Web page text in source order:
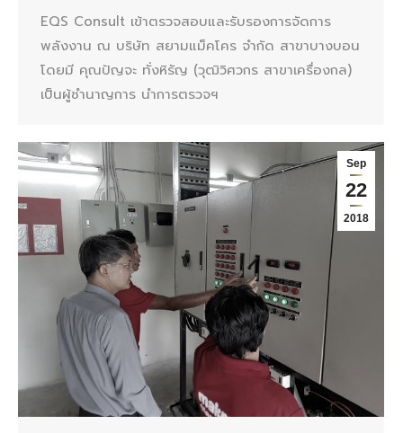
EQS Consult เข้าตรวจสอบและรับรองการจัดการ
พลังงาน ณ บริษัท สยามแม็คโคร จำกัด สาขาบางบอน
โดยมี คุณปัญจะ ทั่งหิรัญ (วุฒิวิศวกร สาขาเครื่องกล)
เป็นผู้ชำนาญการ นำการตรวจฯ
Sep
22
2018